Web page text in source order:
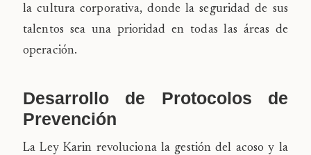
la cultura corporativa, donde la seguridad de sus
talentos sea una prioridad en todas las áreas de
operación.
Desarrollo de Protocolos de
Prevención
La Ley Karin revoluciona la gestión del acoso y la